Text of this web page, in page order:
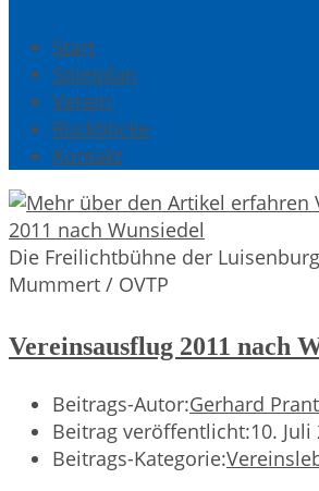
Start
Spielplan
Verein
Rückblicke
Kontakt
Die Freilichtbühne der
Mummert / OVTP
Vereinsausflug 2011 nach
Beitrags-Autor:Gerhard
Beitrag veröffentlicht:10. Juli
Beitrags-Kategorie: